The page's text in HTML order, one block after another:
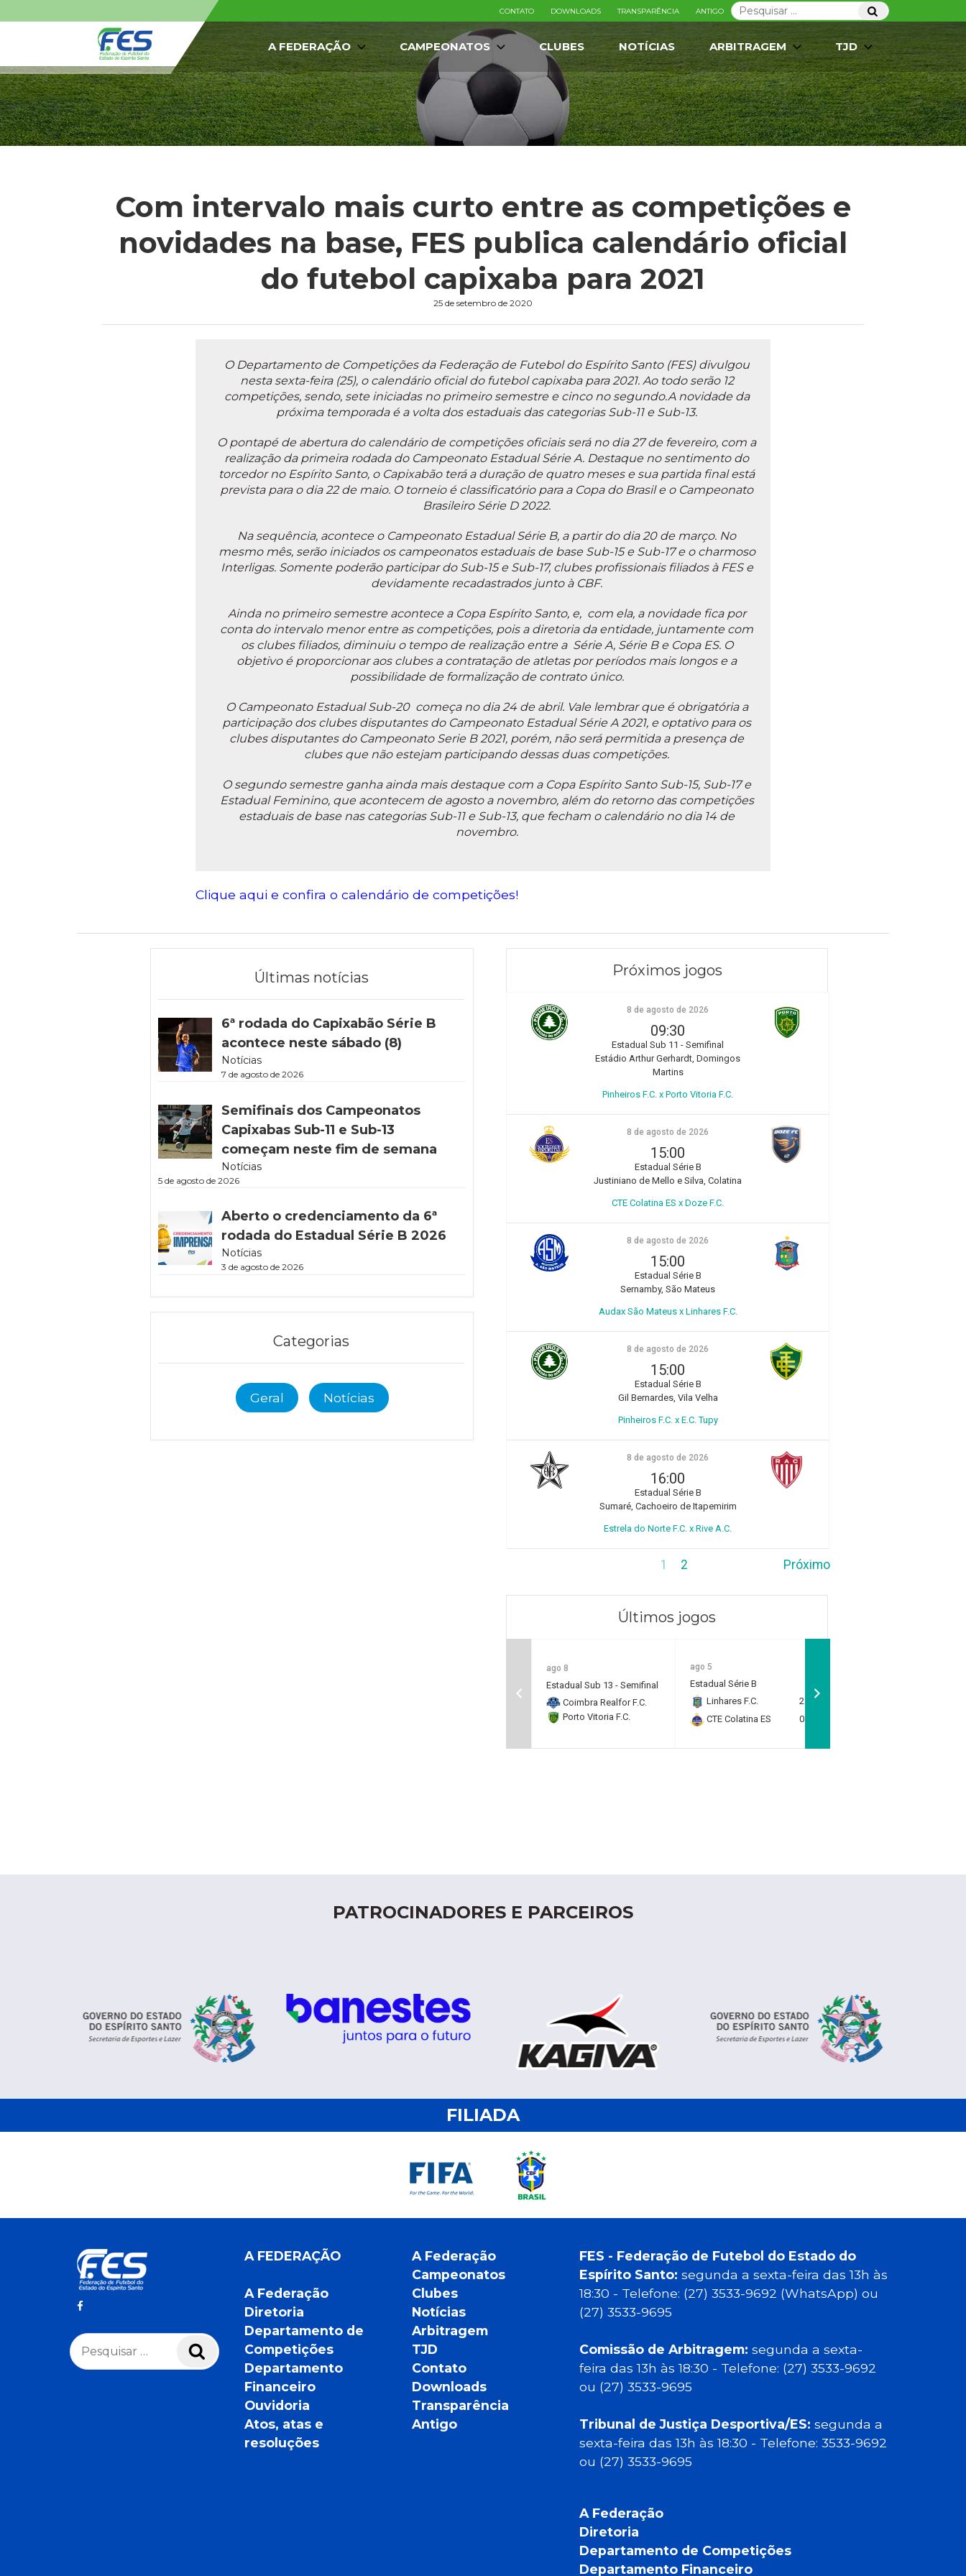
Pesquisar
por:
Pesquisar
CONTATO DOWNLOADS TRANSPARÊNCIA ANTIGO
A FEDERAÇÃO CAMPEONATOS CLUBES NOTÍCIAS ARBITRAGEM TJD
Com intervalo mais curto entre as competições e
novidades na base, FES publica calendário oficial
do futebol capixaba para 2021
25 de setembro de 2020
O Departamento de Competições da Federação de Futebol do Espírito Santo (FES) divulgou
nesta sexta-feira (25), o calendário oficial do futebol capixaba para 2021. Ao todo serão 12
competições, sendo, sete iniciadas no primeiro semestre e cinco no segundo.A novidade da
próxima temporada é a volta dos estaduais das categorias Sub-11 e Sub-13.
O pontapé de abertura do calendário de competições oficiais será no dia 27 de fevereiro, com a
realização da primeira rodada do Campeonato Estadual Série A. Destaque no sentimento do
torcedor no Espírito Santo, o Capixabão terá a duração de quatro meses e sua partida final está
prevista para o dia 22 de maio. O torneio é classificatório para a Copa do Brasil e o Campeonato
Brasileiro Série D 2022.
Na sequência, acontece o Campeonato Estadual Série B, a partir do dia 20 de março. No
mesmo mês, serão iniciados os campeonatos estaduais de base Sub-15 e Sub-17 e o charmoso
Interligas. Somente poderão participar do Sub-15 e Sub-17, clubes profissionais filiados à FES e
devidamente recadastrados junto à CBF.
Ainda no primeiro semestre acontece a Copa Espírito Santo, e, com ela, a novidade fica por
conta do intervalo menor entre as competições, pois a diretoria da entidade, juntamente com
os clubes filiados, diminuiu o tempo de realização entre a Série A, Série B e Copa ES. O
objetivo é proporcionar aos clubes a contratação de atletas por períodos mais longos e a
possibilidade de formalização de contrato único.
O Campeonato Estadual Sub-20 começa no dia 24 de abril. Vale lembrar que é obrigatória a
participação dos clubes disputantes do Campeonato Estadual Série A 2021, e optativo para os
clubes disputantes do Campeonato Serie B 2021, porém, não será permitida a presença de
clubes que não estejam participando dessas duas competições.
O segundo semestre ganha ainda mais destaque com a Copa Espírito Santo Sub-15, Sub-17 e
Estadual Feminino, que acontecem de agosto a novembro, além do retorno das competições
estaduais de base nas categorias Sub-11 e Sub-13, que fecham o calendário no dia 14 de
novembro.
Clique aqui e confira o calendário de competições!
Últimas notícias
6ª rodada do Capixabão Série B
acontece neste sábado (8)
Notícias
7 de agosto de 2026
Semifinais dos Campeonatos
Capixabas Sub-11 e Sub-13
começam neste fim de semana
Notícias
5 de agosto de 2026
Aberto o credenciamento da 6ª
rodada do Estadual Série B 2026
Notícias
3 de agosto de 2026
Categorias
Geral Notícias
Próximos jogos
8 de agosto de 2026
09:30
Estadual Sub 11 - Semifinal
Estádio Arthur Gerhardt, Domingos
Martins
Pinheiros F.C. x Porto Vitoria F.C.
8 de agosto de 2026
15:00
Estadual Série B
Justiniano de Mello e Silva, Colatina
CTE Colatina ES x Doze F.C.
8 de agosto de 2026
15:00
Estadual Série B
Sernamby, São Mateus
Audax São Mateus x Linhares F.C.
8 de agosto de 2026
15:00
Estadual Série B
Gil Bernardes, Vila Velha
Pinheiros F.C. x E.C. Tupy
8 de agosto de 2026
16:00
Estadual Série B
Sumaré, Cachoeiro de Itapemirim
Estrela do Norte F.C. x Rive A.C.
1 2 Próximo
Últimos jogos
ago 8
Estadual Sub 13 - Semifinal
Coimbra Realfor F.C.
Porto Vitoria F.C.
ago 5
Estadual Série B
Linhares F.C.
2
CTE Colatina ES
0
PATROCINADORES E PARCEIROS
FILIADA
Pesquisar
por:
Pesquisar
A FEDERAÇÃO
A Federação
Diretoria
Departamento de
Competições
Departamento
Financeiro
Ouvidoria
Atos, atas e
resoluções
A Federação
Campeonatos
Clubes
Notícias
Arbitragem
TJD
Contato
Downloads
Transparência
Antigo
FES - Federação de Futebol do Estado do
Espírito Santo: segunda a sexta-feira das 13h às
18:30 - Telefone: (27) 3533-9692 (WhatsApp) ou
(27) 3533-9695
Comissão de Arbitragem: segunda a sexta-
feira das 13h às 18:30 - Telefone: (27) 3533-9692
ou (27) 3533-9695
Tribunal de Justiça Desportiva/ES: segunda a
sexta-feira das 13h às 18:30 - Telefone: 3533-9692
ou (27) 3533-9695
A Federação
Diretoria
Departamento de Competições
Departamento Financeiro